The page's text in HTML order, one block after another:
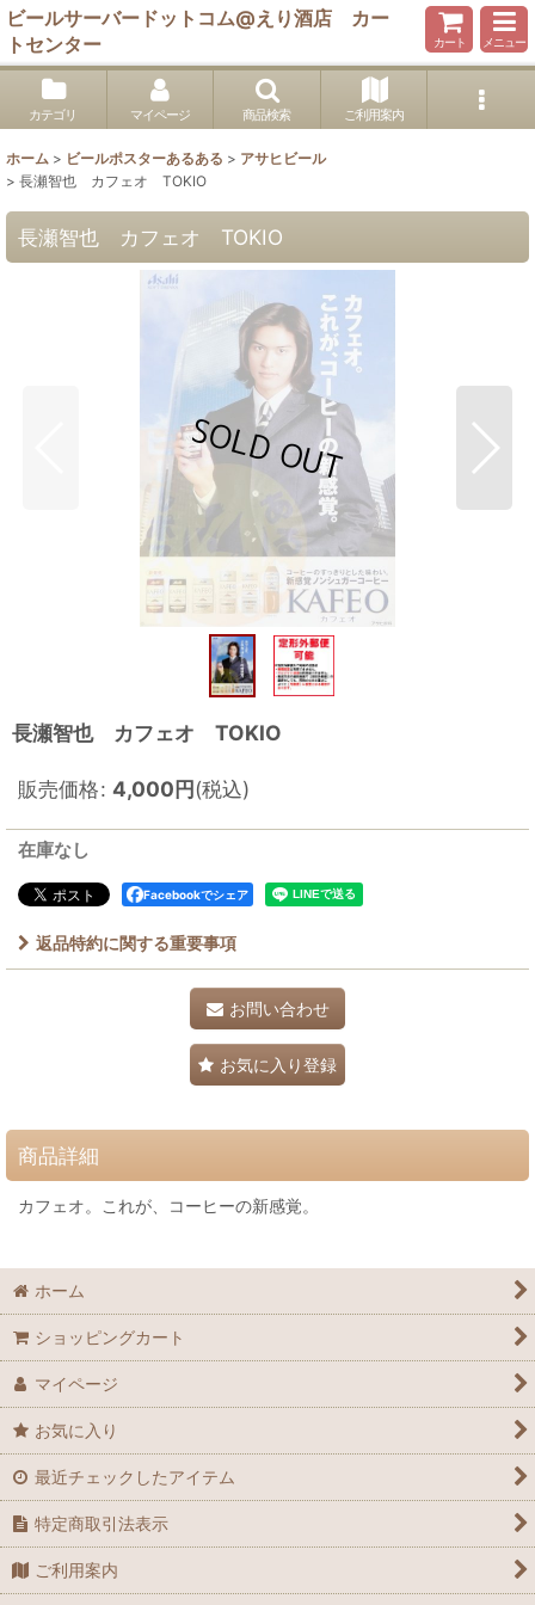
ビールサーバードットコム@えり酒店 カー
トセンター
カート メニュー
カテゴリ マイページ 商品検索 ご利用案内
ホーム > ビールポスターあるある > アサヒビール
> 長瀬智也 カフェオ TOKIO
長瀬智也 カフェオ TOKIO
長瀬智也 カフェオ TOKIO
販売価格: 4,000円(税込)
在庫なし
Facebookでシェア
返品特約に関する重要事項
お問い合わせ
お気に入り登録
商品詳細
カフェオ。これが、コーヒーの新感覚。
ホーム
ショッピングカート
マイページ
お気に入り
最近チェックしたアイテム
特定商取引法表示
ご利用案内